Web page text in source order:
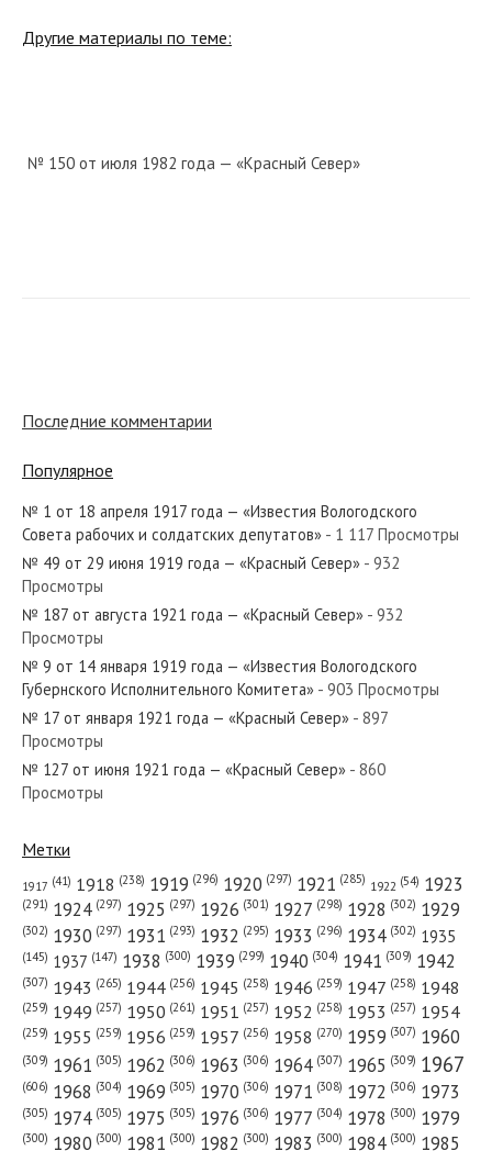
Другие материалы по теме:
№ 150 от июля 1982 года — «Красный Север»
№ 170 от августа 1931 года — «Красный Север»
№ 52 от марта 1981 года — «Красный Север»
№ 179 от августа 1975 года — «Красный Север»
№ 296 от декабря 1933 года — «Красный Север»
№ 298 от декабря 1940 года — «Красный Север»
Последние комментарии
Популярное
№ 1 от 18 апреля 1917 года — «Известия Вологодского
Совета рабочих и солдатских депутатов» - 1 117 Просмотры
№ 49 от 29 июня 1919 года — «Красный Север» - 932
Просмотры
№ 187 от августа 1921 года — «Красный Север» - 932
Просмотры
№ 9 от 14 января 1919 года — «Известия Вологодского
Губернского Исполнительного Комитета» - 903 Просмотры
№ 17 от января 1921 года — «Красный Север» - 897
Просмотры
№ 127 от июня 1921 года — «Красный Север» - 860
Просмотры
Метки
1917 (41) 1918 (238) 1919 (296) 1920 (297) 1921 (285) 1922 (54) 1923
(291) 1924 (297) 1925 (297) 1926 (301) 1927 (298) 1928 (302) 1929
(302) 1930 (297) 1931 (293) 1932 (295) 1933 (296) 1934 (302) 1935
(145) 1937 (147) 1938 (300) 1939 (299) 1940 (304) 1941 (309) 1942
(307) 1943 (265) 1944 (256) 1945 (258) 1946 (259) 1947 (258) 1948
(259) 1949 (257) 1950 (261) 1951 (257) 1952 (258) 1953 (257) 1954
(259) 1955 (259) 1956 (259) 1957 (256) 1958 (270) 1959 (307) 1960
(309) 1961 (305) 1962 (306) 1963 (306) 1964 (307) 1965 (309) 1967
(606) 1968 (304) 1969 (305) 1970 (306) 1971 (308) 1972 (306) 1973
(305) 1974 (305) 1975 (305) 1976 (306) 1977 (304) 1978 (300) 1979
(300) 1980 (300) 1981 (300) 1982 (300) 1983 (300) 1984 (300) 1985